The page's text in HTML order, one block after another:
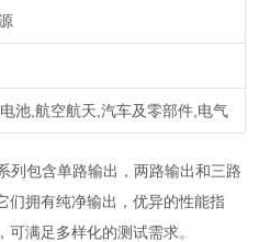
池,航空航天,汽车及零部件,电气
列包含单路输出，两路输出和三路
们拥有纯净输出，优异的性能指
满足多样化的测试需求。